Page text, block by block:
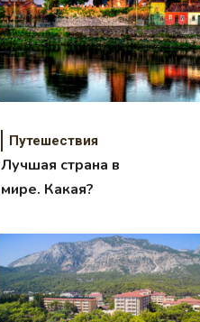
Путешествия
Лучшая страна в
мире. Какая?